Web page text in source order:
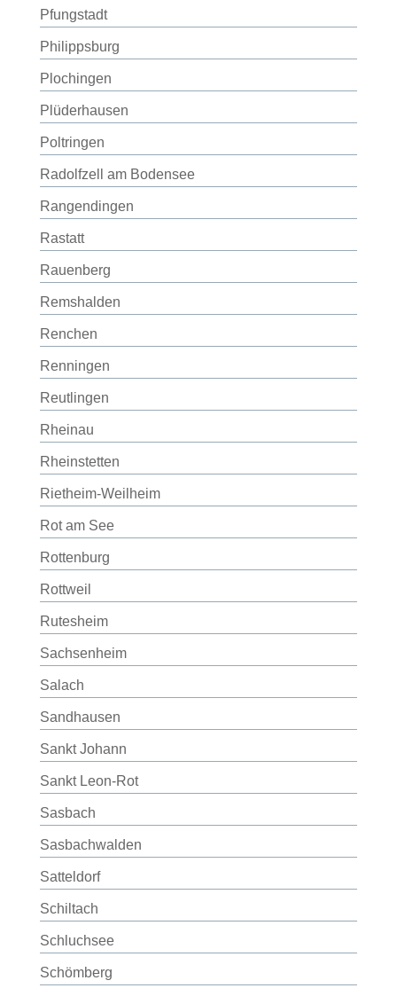
Pfungstadt
Philippsburg
Plochingen
Plüderhausen
Poltringen
Radolfzell am Bodensee
Rangendingen
Rastatt
Rauenberg
Remshalden
Renchen
Renningen
Reutlingen
Rheinau
Rheinstetten
Rietheim-Weilheim
Rot am See
Rottenburg
Rottweil
Rutesheim
Sachsenheim
Salach
Sandhausen
Sankt Johann
Sankt Leon-Rot
Sasbach
Sasbachwalden
Satteldorf
Schiltach
Schluchsee
Schömberg